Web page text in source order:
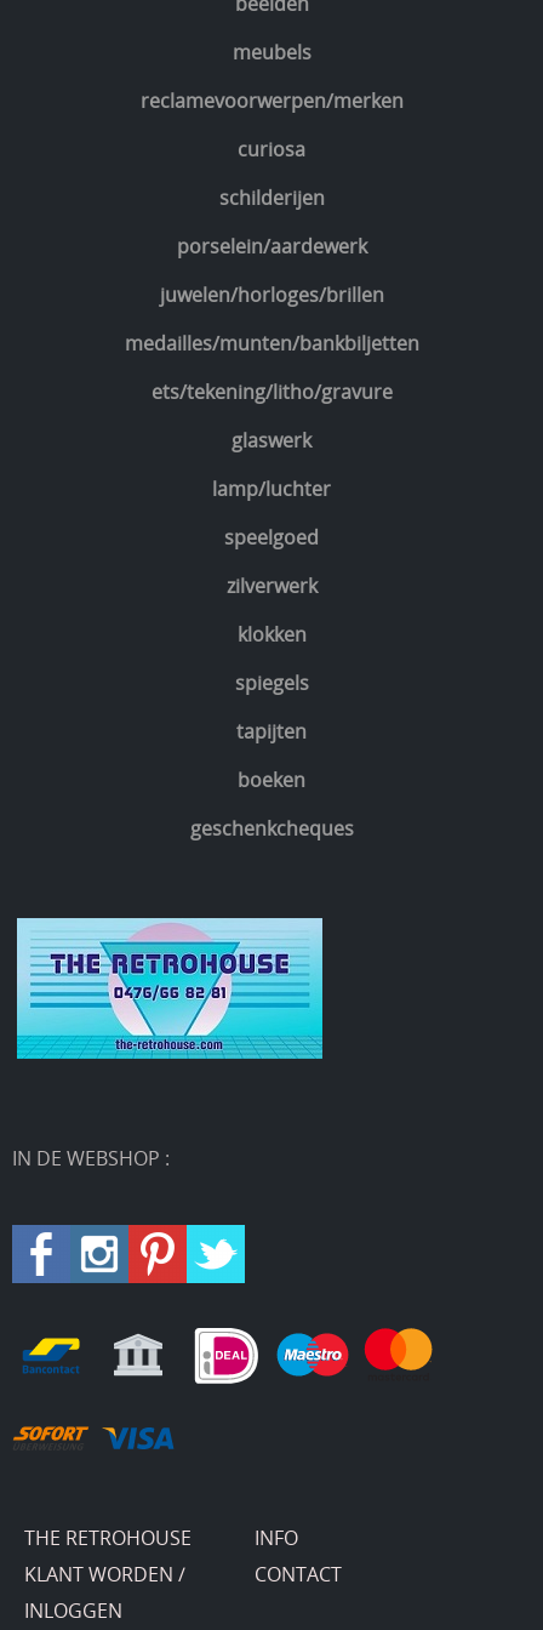
meubels
reclamevoorwerpen/merken
curiosa
schilderijen
porselein/aardewerk
juwelen/horloges/brillen
medailles/munten/bankbiljetten
ets/tekening/litho/gravure
glaswerk
lamp/luchter
speelgoed
zilverwerk
klokken
spiegels
tapijten
boeken
geschenkcheques
IN DE WEBSHOP :
THE RETROHOUSE
INFO
KLANT WORDEN /
INLOGGEN
CONTACT